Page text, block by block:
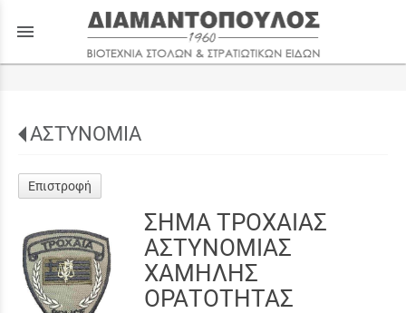
menu
ΑΣΤΥΝΟΜΙΑ
Επιστροφή
ΣΗΜΑ ΤΡΟΧΑΙΑΣ
ΑΣΤΥΝΟΜΙΑΣ
ΧΑΜΗΛΗΣ
ΟΡΑΤΟΤΗΤΑΣ